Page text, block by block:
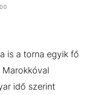
is a torna egyik fő
idő szerint